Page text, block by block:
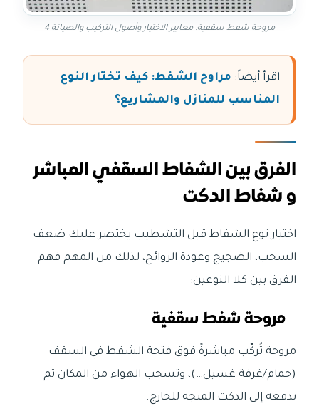
مروحة شفط سقفية: معايير الاختيار وأصول التركيب والصيانة 4
اقرأ أيضاً: مراوح الشفط: كيف تختار النوع
المناسب للمنازل والمشاريع؟
الفرق بين الشفاط السقفي المباشر
و شفاط الدكت
اختيار نوع الشفاط قبل التشطيب يختصر عليك ضعف
السحب، الضجيج وعودة الروائح، لذلك من المهم فهم
الفرق بين كلا النوعين:
مروحة شفط سقفية
مروحة تُركّب مباشرةً فوق فتحة الشفط في السقف
(حمام/غرفة غسيل…)، وتسحب الهواء من المكان ثم
تدفعه إلى الدكت المتجه للخارج.